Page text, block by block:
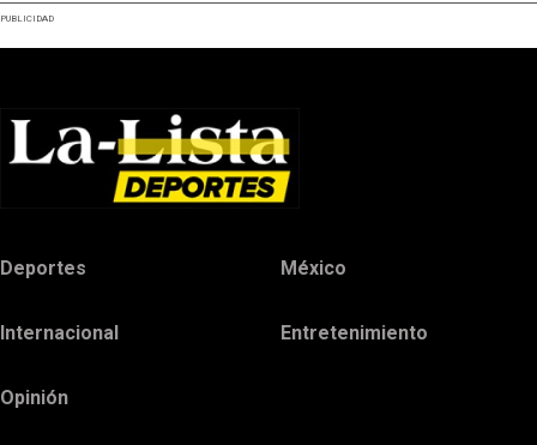
PUBLICIDAD
Deportes México
Internacional Entretenimiento
Opinión